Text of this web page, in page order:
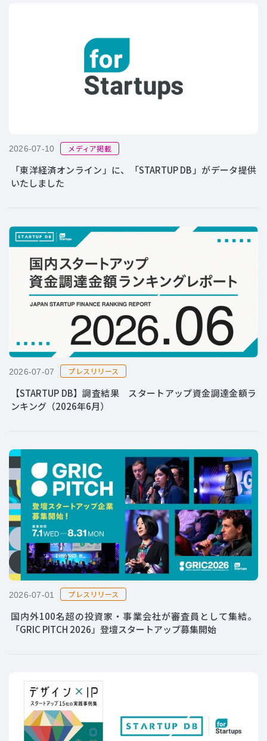
2026-07-10 メディア掲載
「東洋経済オンライン」に、「STARTUP DB」がデータ提供
いたしました
2026-07-07 プレスリリース
【STARTUP DB】調査結果 スタートアップ資金調達金額ラ
ンキング（2026年6月）
2026-07-01 プレスリリース
国内外100名超の投資家・事業会社が審査員として集結。
「GRIC PITCH 2026」登壇スタートアップ募集開始